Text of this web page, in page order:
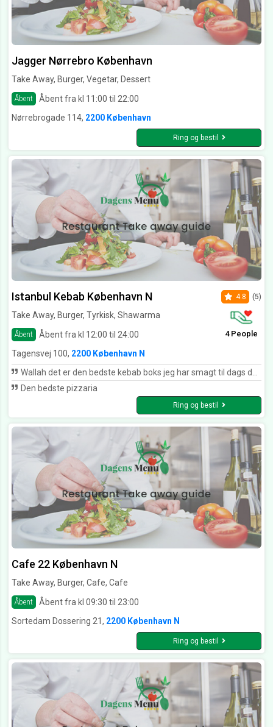
Jagger Nørrebro København
Take Away, Burger, Vegetar, Dessert
Åbent
Åbent fra kl 11:00 til 22:00
Nørrebrogade 114, 2200 København
Ring og bestil
Istanbul Kebab København N
Take Away, Burger, Tyrkisk, Shawarma
Åbent Åbent fra kl 12:00 til 24:00
4.8 (5)
4 People
Tagensvej 100, 2200 København N
Wallah det er den bedste kebab boks jeg har smagt til dags dato. hilsen loyal kunde
Den bedste pizzaria
Ring og bestil
Cafe 22 København N
Take Away, Burger, Cafe, Cafe
Åbent
Åbent fra kl 09:30 til 23:00
Sortedam Dossering 21, 2200 København N
Ring og bestil